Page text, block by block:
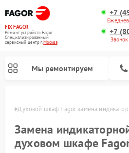
FIX-FAGOR
Ремонт устройств Fagor
Специализированный
cервисный центр г.Москва
+7
+7
Мы ремонтируем
Духовой шкаф Fagor замена
Замена
духовом шкафе